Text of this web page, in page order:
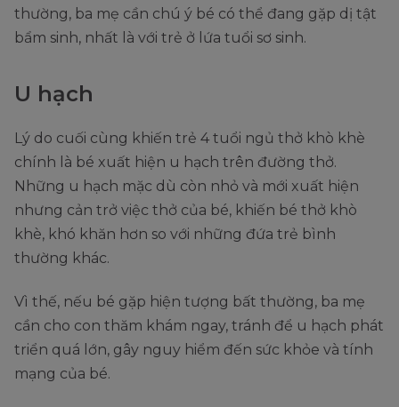
thường, ba mẹ cần chú ý bé có thể đang gặp dị tật
bẩm sinh, nhất là với trẻ ở lứa tuổi sơ sinh.
U hạch
Lý do cuối cùng khiến trẻ 4 tuổi ngủ thở khò khè
chính là bé xuất hiện u hạch trên đường thở.
Những u hạch mặc dù còn nhỏ và mới xuất hiện
nhưng cản trở việc thở của bé, khiến bé thở khò
khè, khó khăn hơn so với những đứa trẻ bình
thường khác.
Vì thế, nếu bé gặp hiện tượng bất thường, ba mẹ
cần cho con thăm khám ngay, tránh để u hạch phát
triển quá lớn, gây nguy hiểm đến sức khỏe và tính
mạng của bé.